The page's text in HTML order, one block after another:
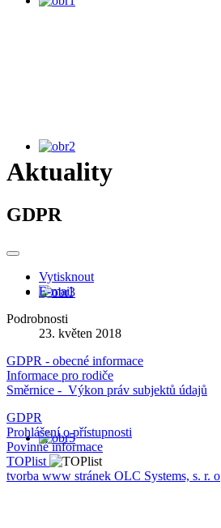
Aktuality
GDPR
Vytisknout
E-mail
Podrobnosti
23. květen 2018
GDPR - obecné informace
Informace pro rodiče
Směrnice - Výkon práv subjektů údajů
GDPR
Prohlášení o přístupnosti
Povinné informace
TOPlist
tvorba www stránek OLC Systems, s. r. o